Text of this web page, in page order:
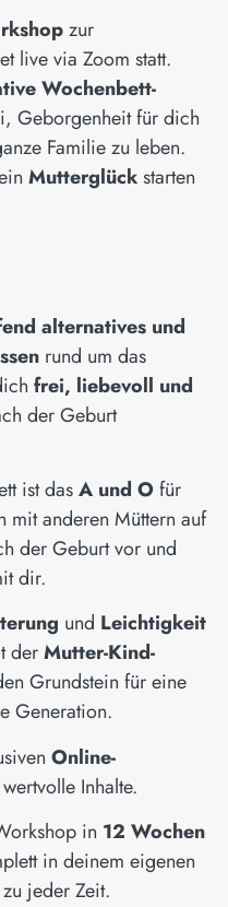
zur
live via Zoom statt.
Wochenbett-
Geborgenheit für dich
Familie zu leben.
Mutterglückstarten
alternatives und
rund um das
frei, liebevoll und
der Geburt
ist dasA und Ofür
mit anderen Müttern auf
der Geburt vor und
dir.
und Leichtigkeit
derMutter-Kind-
Grundstein für eine
Generation.
Online-
Inhalte.
in 12 Wochen
in deinem eigenen
jeder Zeit.